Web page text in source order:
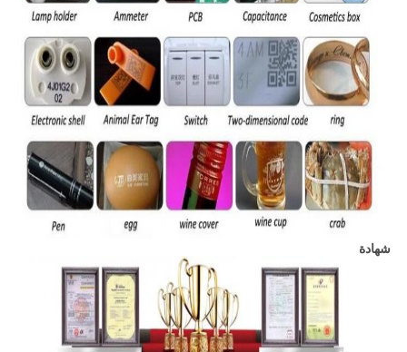
شهادة